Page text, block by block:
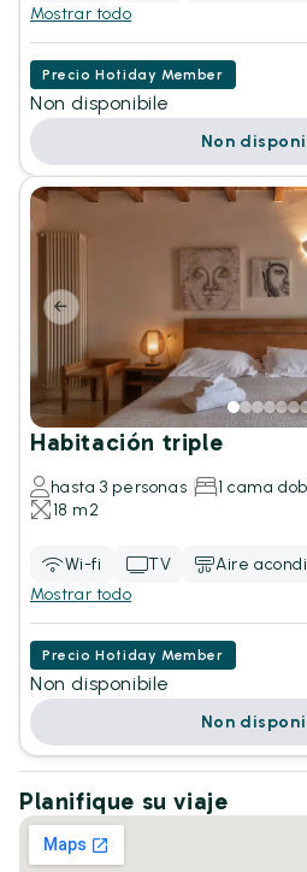
Mostrar todo
Precio Hotiday Member
Non disponibile
Non
Habitación triple
hasta 3 personas
1 cama
18 m2
Wi-fi TV
Aire
Mostrar todo
Precio Hotiday Member
Non disponibile
Non
Planifique su viaje